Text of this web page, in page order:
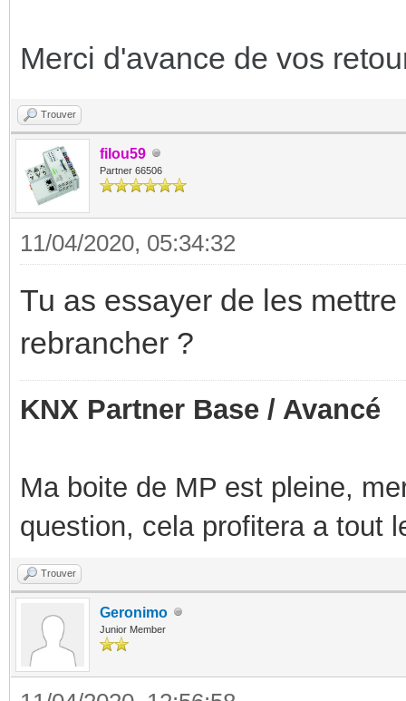
Merci d'avance de vos
Trouver
filou59
Partner 66506
11/04/2020, 05:34:32
Tu as essayer de les
rebrancher ?
KNX Partner Base / Avancé
Ma boite de MP est pleine,
question, cela profitera a tout
Trouver
Geronimo
Junior Member